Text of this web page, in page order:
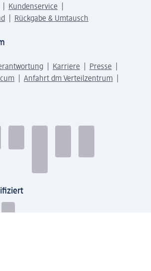
Kundenservice
Rückgabe & Umtausch
Karriere
Presse
Anfahrt dm Verteilzentrum